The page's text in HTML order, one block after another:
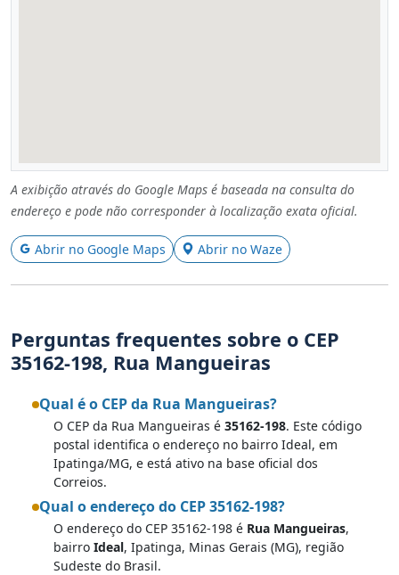
A exibição através do Google Maps é baseada na consulta do
endereço e pode não corresponder à localização exata oficial.
Abrir no Google Maps Abrir no Waze
Perguntas frequentes sobre o CEP
35162-198, Rua Mangueiras
Qual é o CEP da Rua Mangueiras?
O CEP da Rua Mangueiras é 35162-198. Este código
postal identifica o endereço no bairro Ideal, em
Ipatinga/MG, e está ativo na base oficial dos
Correios.
Qual o endereço do CEP 35162-198?
O endereço do CEP 35162-198 é Rua Mangueiras,
bairro Ideal, Ipatinga, Minas Gerais (MG), região
Sudeste do Brasil.